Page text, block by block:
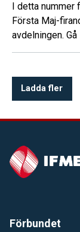
I detta nummer
Första Maj-
avdelningen.
andra nyheter.
Ladda fler
Förbundet